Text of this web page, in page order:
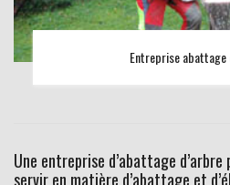
Entreprise
Une entreprise d’abattage
servir en matière d’abattage et